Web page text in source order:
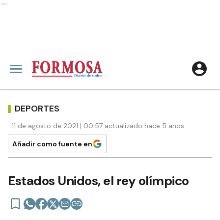
Ads
DEPORTES
11 de agosto de 2021 | 00:57 actualizado hace 5 años
Añadir como fuente en
Estados Unidos, el rey olímpico